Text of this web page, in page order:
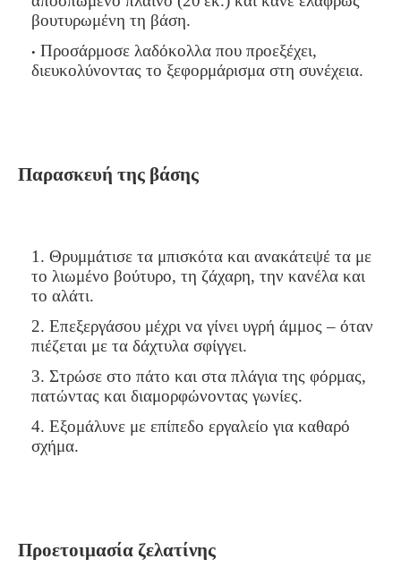
βουτυρωμένη τη βάση.
Προσάρμοσε λαδόκολλα που προεξέχει,
διευκολύνοντας το ξεφορμάρισμα στη συνέχεια.
Παρασκευή της βάσης
Θρυμμάτισε τα μπισκότα και ανακάτεψέ τα με
το λιωμένο βούτυρο, τη ζάχαρη, την κανέλα και
το αλάτι.
Επεξεργάσου μέχρι να γίνει υγρή άμμος – όταν
πιέζεται με τα δάχτυλα σφίγγει.
Στρώσε στο πάτο και στα πλάγια της φόρμας,
πατώντας και διαμορφώνοντας γωνίες.
Εξομάλυνε με επίπεδο εργαλείο για καθαρό
σχήμα.
Προετοιμασία ζελατίνης